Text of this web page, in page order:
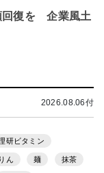
回復を 企業風土
2026.08.06付
研ビタミン
ん 麺 抹茶